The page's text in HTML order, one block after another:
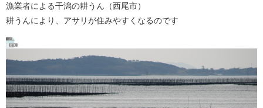
漁業者による干潟の耕うん（西尾市）
耕うんにより、アサリが住みやすくなるのです